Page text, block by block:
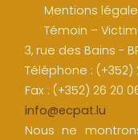
Mentions
Témoin –
3, rue des Bains -
Téléphone : (+352)
Fax : (+352) 26 20
info@ecpat.lu
Nous ne